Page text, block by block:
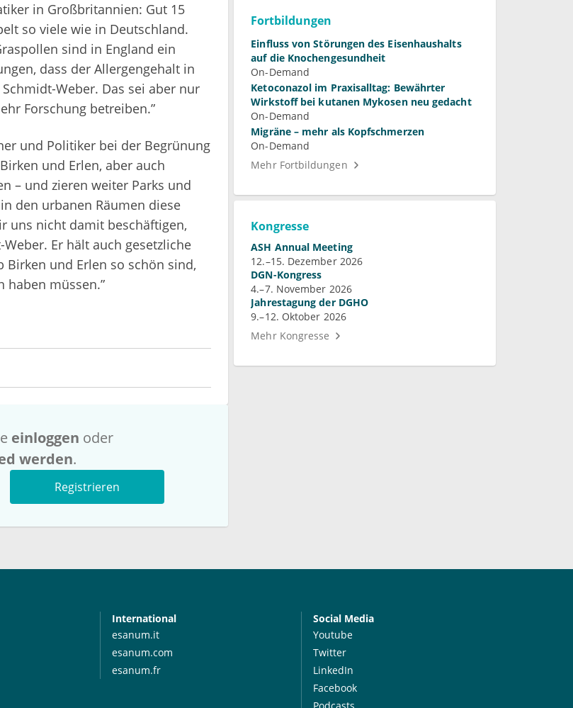
in Großbritannien: Gut 15
so viele wie in Deutschland.
sind in England ein
dass der Allergengehalt in
Weber. Das sei aber nur
Forschung betreiben.”
und Politiker bei der Begrünung
und Erlen, aber auch
– und zieren weiter Parks und
den urbanen Räumen diese
uns nicht damit beschäftigen,
Er hält auch gesetzliche
Birken und Erlen so schön sind,
haben müssen.”
einloggen oder
werden.
Registrieren
Fortbildungen
Einfluss von Störungen des Eisenhaushalts
auf die Knochengesundheit
On-Demand
Ketoconazol im Praxisalltag: Bewährter
Wirkstoff bei kutanen Mykosen neu gedacht
On-Demand
Migräne – mehr als Kopfschmerzen
On-Demand
Mehr Fortbildungen
Kongresse
ASH Annual Meeting
12.–15. Dezember 2026
DGN-Kongress
4.–7. November 2026
Jahrestagung der DGHO
9.–12. Oktober 2026
Mehr Kongresse
International
esanum.it
esanum.com
esanum.fr
Social Media
Youtube
Twitter
LinkedIn
Facebook